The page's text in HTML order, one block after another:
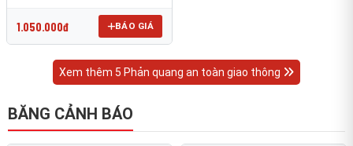
1.050.000đ BÁO GIÁ
Xem thêm 5 Phản quang an toàn giao thông
BĂNG CẢNH BÁO